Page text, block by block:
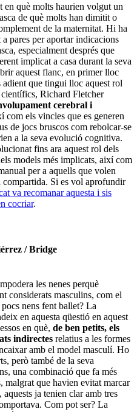
en què molts haurien volgut un
de què molts han dimitit o
de la maternitat. Hi ha
pares per aportar indicacions
especialment després que
implicat a casa durant la seva
aquest flanc, en primer lloc
adient que tingui lloc aquest rol
Richard Fletcher
cerebral i
com els vincles que es generen
de jocs bruscos com rebolcar-se
a la seva evolució cognitiva.
fins ara aquest rol dels
models més implicats, així com
per a aquells que volen
Si es vol aprofundir
va recomanar aquesta i sis
cocriar.
/ Bridge
les nenes perquè
considerats masculins, com el
nens fent ballet? La
en aquesta qüestió en aquest
en què, de ben petits, els
indirectes relatius a les formes
amb el model masculí. Ho
però també de la seva
una combinació que fa més
malgrat que havien evitat marcar
ja tenien clar amb tres
Com pot ser? La